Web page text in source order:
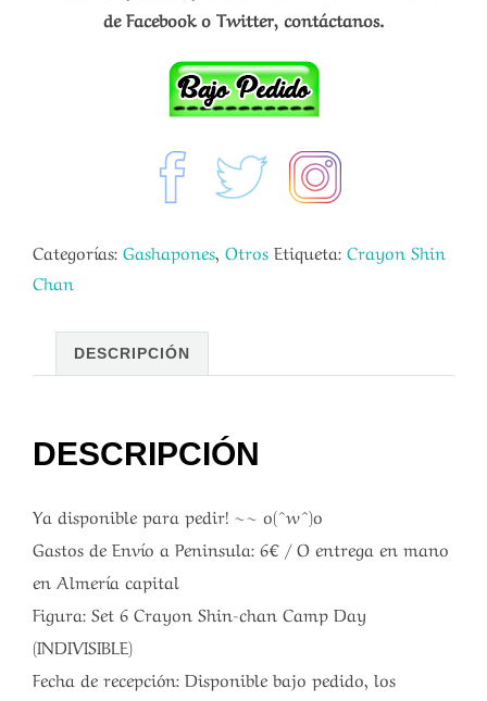
de Facebook o Twitter, contáctanos.
Categorías: Gashapones, Otros Etiqueta: Crayon Shin
Chan
DESCRIPCIÓN
DESCRIPCIÓN
Ya disponible para pedir! ~~ o(^w^)o
Gastos de Envío a Peninsula: 6€ / O entrega en mano
en Almería capital
Figura: Set 6 Crayon Shin-chan Camp Day
(INDIVISIBLE)
Fecha de recepción: Disponible bajo pedido, los